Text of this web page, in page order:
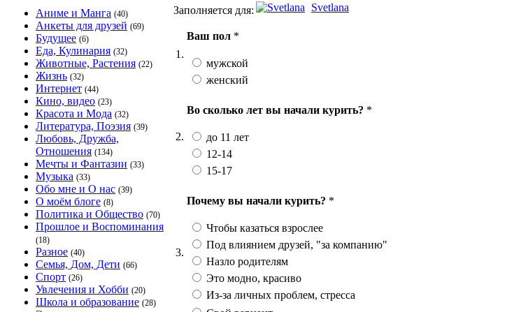
Аниме и Манга (40)
Анкеты для друзей (69)
Будущее (6)
Еда, Кулинария (32)
Животные, Растения (22)
Жизнь (32)
Интернет (44)
Кино, видео (23)
Красота и Мода (32)
Литература, Поэзия (39)
Любовь, Дружба,
Отношения (134)
Мечты и Фантазии (33)
Музыка (33)
Обо мне и О нас (39)
О моём блоге (8)
Политика и Общество (70)
Прошлое и Воспоминания
(18)
Разное (40)
Семья, Дом, Дети (66)
Спорт (26)
Увлечения и Хобби (20)
Школа и образование (28)
Заполняется для: Svetlana
1.
Ваш пол *
мужской
женский
2.
Во сколько лет вы начали курить? *
до 11 лет
12-14
15-17
3.
Почему вы начали курить? *
Чтобы казаться взрослее
Под влиянием друзей, "за компанию"
Назло родителям
Это модно, красиво
Из-за личных проблем, стресса